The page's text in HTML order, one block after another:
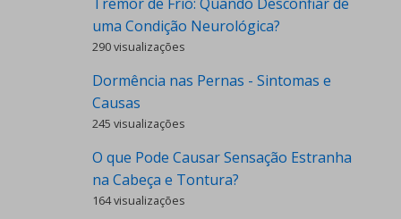
Tremor de Frio: Quando Desconfiar de
uma Condição Neurológica?
290 visualizações
Dormência nas Pernas - Sintomas e
Causas
245 visualizações
O que Pode Causar Sensação Estranha
na Cabeça e Tontura?
164 visualizações